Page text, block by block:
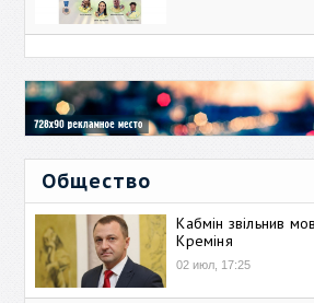
Общество
Кабмін звільнив
Креміня
02 июл, 17:25